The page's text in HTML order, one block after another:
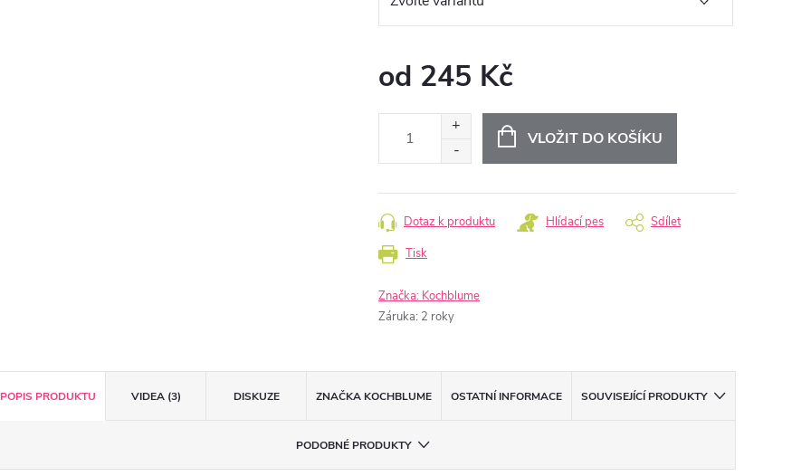
od 245 Kč
VLOŽIT DO KOŠÍKU
Tisk
Dotaz k produktu Hlídací pes Sdílet
Značka: Kochblume
Záruka: 2 roky
POPIS PRODUKTU VIDEA (3) DISKUZE ZNAČKA KOCHBLUME OSTATNÍ INFORMACE SOUVISEJÍCÍ PRODUKTY
PODOBNÉ PRODUKTY